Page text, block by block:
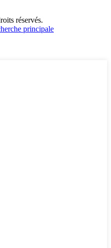
réservés.
principale